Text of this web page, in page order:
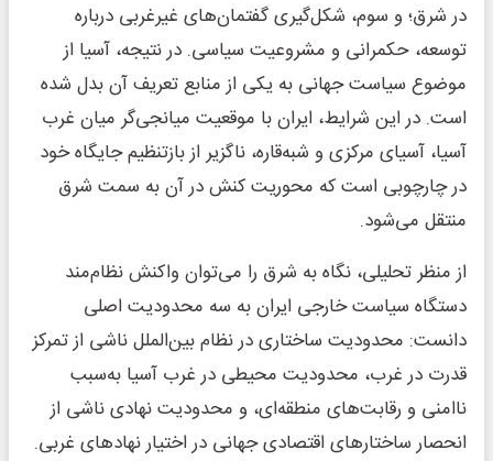
در شرق؛ و سوم، شکل‌گیری گفتمان‌های غیرغربی درباره
توسعه، حکمرانی و مشروعیت سیاسی. در نتیجه، آسیا از
موضوع سیاست جهانی به یکی از منابع تعریف آن بدل شده
است. در این شرایط، ایران با موقعیت میانجی‌گر میان غرب
آسیا، آسیای مرکزی و شبه‌قاره، ناگزیر از بازتنظیم جایگاه خود
در چارچوبی است که محوریت کنش در آن به سمت شرق
منتقل می‌شود.
از منظر تحلیلی، نگاه به شرق را می‌توان واکنش نظام‌مند
دستگاه سیاست خارجی ایران به سه محدودیت اصلی
دانست: محدودیت ساختاری در نظام بین‌الملل ناشی از تمرکز
قدرت در غرب، محدودیت محیطی در غرب آسیا به‌سبب
ناامنی و رقابت‌های منطقه‌ای، و محدودیت نهادی ناشی از
انحصار ساختارهای اقتصادی جهانی در اختیار نهادهای غربی.